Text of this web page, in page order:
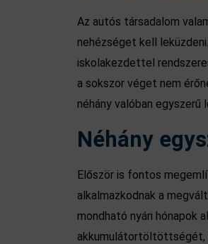
Az autós társadalom
nehézséget kell
iskolakezdettel
a sokszor véget nem
néhány valóban
Néhány
Először is fontos
alkalmazkodnak a
mondható nyári hónapok
akkumulátortöltöttségét,